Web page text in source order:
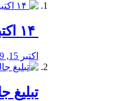
اکتبر 15, 2019
تبلیغ